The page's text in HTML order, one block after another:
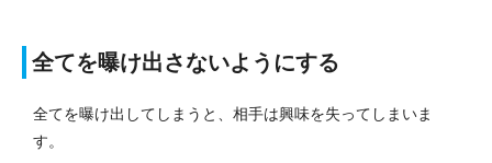
全てを曝け出さないようにする
全てを曝け出してしまうと、相手は興味を失ってしまいま
す。